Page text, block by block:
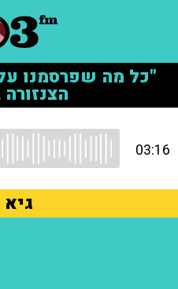
"כל מה שפרסמנו
03:16